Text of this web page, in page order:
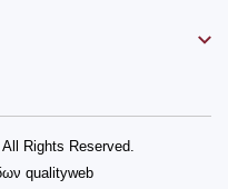
Rights Reserved.
qualityweb